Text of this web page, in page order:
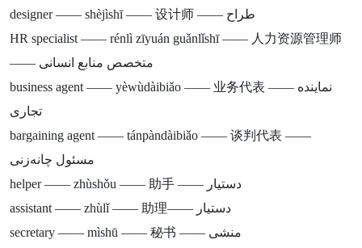
designer —— shèjìshī —— 设计师 —— طراح
HR specialist —— rénlì zīyuán guǎnlǐshī —— 人力资源管理师
—— متخصص منابع انسانی
business agent —— yèwùdàibiǎo —— 业务代表 —— نماینده
تجاری
bargaining agent —— tánpàndàibiǎo —— 谈判代表 ——
مسئول چانه‌زنی
helper —— zhùshǒu —— 助手 —— دستیار
assistant —— zhùlǐ —— 助理—— دستیار
secretary —— mìshū —— 秘书 —— منشی